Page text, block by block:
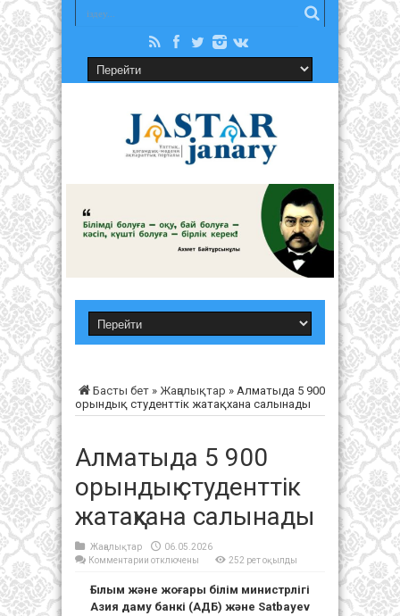
Басты бет » Жаңалықтар » Алматыда 5 900
орындық студенттік жатақхана салынады
Алматыда 5 900
орындық студенттік
жатақхана салынады
Жаңалықтар
06.05.2026
Комментарии к
5
орындық
отключены 252 рет оқылды
Ғылым және жоғары білім министрлігі
Азия даму банкі (АДБ) және Satbayev